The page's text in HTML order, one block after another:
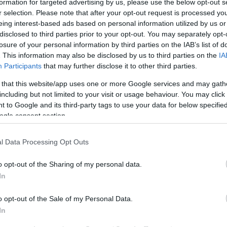
for targeted advertising by us, please use the below opt-out
selection. Please note that after your opt-out request is processed
interest-based ads based on personal information utilized by us
to third parties prior to your opt-out. You may separately
of your personal information by third parties on the IAB’s list of
This information may also be disclosed by us to third parties on the
Participants that may further disclose it to other third parties.
that this website/app uses one or more Google services and may
but not limited to your visit or usage behaviour. You may
to Google and its third-party tags to use your data for below
consent section.
Data Processing Opt Outs
opt-out of the Sharing of my personal data.
opt-out of the Sale of my Personal Data.
élő közvetítés tranzit fesztivál
is!
Tetszik
harcos, akinek
szekértáborokban, akinek hat anyja van” címmel,
népszerű párt-ellenes húrokat pengetett. A Baum által bemutatott